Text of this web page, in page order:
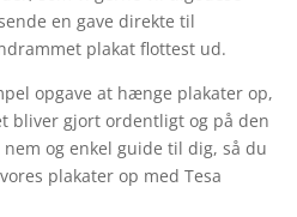
en gave direkte til
plakat flottest ud.
opgave at hænge plakater op,
bliver gjort ordentligt og på den
og enkel guide til dig, så du
plakater op med Tesa